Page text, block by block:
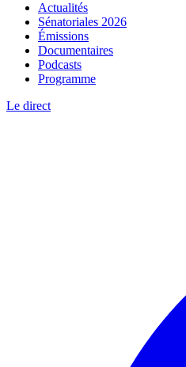
Actualités
Sénatoriales 2026
Émissions
Documentaires
Podcasts
Programme
Le direct